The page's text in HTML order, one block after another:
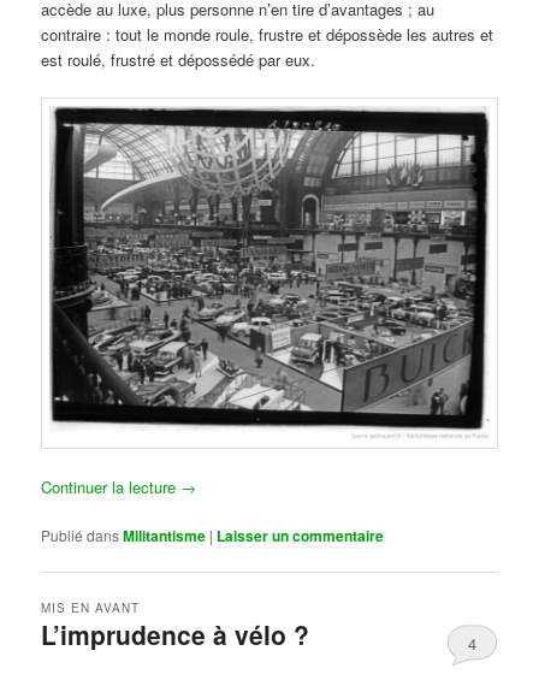
accède au luxe, plus personne n’en tire d’avantages ; au
contraire : tout le monde roule, frustre et dépossède les autres et
est roulé, frustré et dépossédé par eux.
Continuer la lecture →
Publié dansMilitantisme | Laisser un commentaire
L’imprudence à vélo ?
MIS EN AVANT
4